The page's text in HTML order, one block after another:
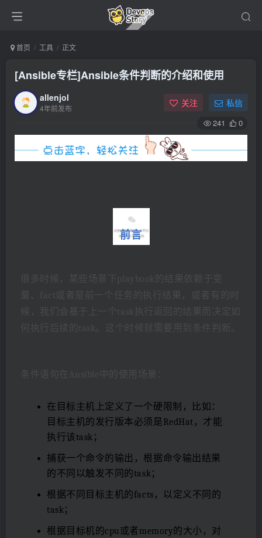
首页 工具 正文
[Ansible专栏]Ansible条件判断的介绍和使用
allenjol
4年前发布 关注 私信
241 0
前言
很多时候，某些场景下playbook的结果依赖于变
量、fact或者是前一个任务的执行结果，或者有的时
候，我们会基于上一个task执行返回的结果而决定如
何执行后续的task。这个时候就需要用到条件判断。
条件语句在Ansible中的使用场景：
在目标主机上定义了一个硬限制，比如：
目标主机的发行版本必须是RedHat，才能
执行该task；
捕获一个命令的输出，根据命令输出结果
的不同以触发不同的task；
根据不同目标主机的facts，以定义不同的
task；
根据目标机的cpu或者memory的大小，对